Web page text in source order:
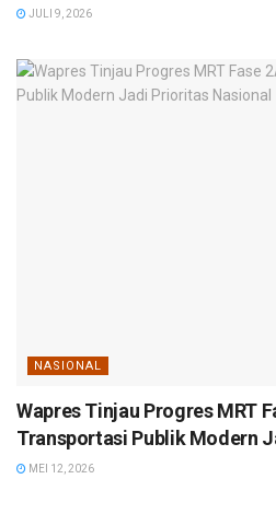
JULI 9, 2026
NASIONAL
Wapres Tinjau Progres MRT
Transportasi Publik Modern
MEI 12, 2026